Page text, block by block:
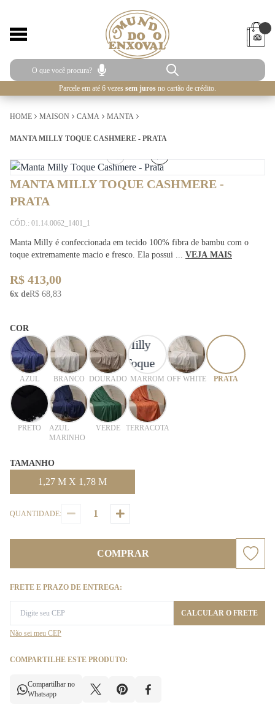
Parcele em até 6 vezes sem juros no cartão de crédito.
HOME MAISON CAMA MANTA
MANTA MILLY TOQUE CASHMERE - PRATA
MANTA MILLY TOQUE CASHMERE -
PRATA
CÓD.: 01.14.0062_1401_1
Manta Milly é confeccionada em tecido 100% fibra de bambu com o
toque extremamente macio e fresco. Ela possui ... VEJA MAIS
R$ 413,00
6x deR$ 68,83
COR
AZUL BRANCO DOURADO MARROM OFF WHITE PRATA
PRETO
AZUL
MARINHO
VERDE TERRACOTA
TAMANHO
1,27 M X 1,78 M
QUANTIDADE:
COMPRAR
FRETE E PRAZO DE ENTREGA:
CALCULAR O FRETE
Não sei meu CEP
COMPARTILHE ESTE PRODUTO:
Compartilhar no
Whatsapp